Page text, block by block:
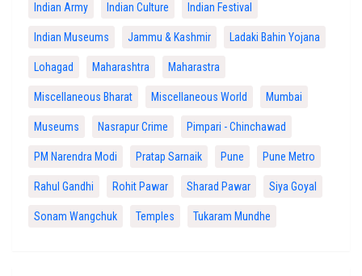
Indian Army Indian Culture Indian Festival
Indian Museums Jammu & Kashmir Ladaki Bahin Yojana
Lohagad Maharashtra Maharastra
Miscellaneous Bharat Miscellaneous World Mumbai
Museums Nasrapur Crime Pimpari - Chinchawad
PM Narendra Modi Pratap Sarnaik Pune Pune Metro
Rahul Gandhi Rohit Pawar Sharad Pawar Siya Goyal
Sonam Wangchuk Temples Tukaram Mundhe